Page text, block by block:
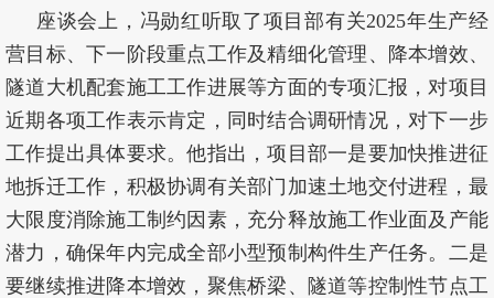
座谈会上，冯勋红听取了项目部有关2025年生产经
营目标、下一阶段重点工作及精细化管理、降本增效、
隧道大机配套施工工作进展等方面的专项汇报，对项目
近期各项工作表示肯定，同时结合调研情况，对下一步
工作提出具体要求。他指出，项目部一是要加快推进征
地拆迁工作，积极协调有关部门加速土地交付进程，最
大限度消除施工制约因素，充分释放施工作业面及产能
潜力，确保年内完成全部小型预制构件生产任务。二是
要继续推进降本增效，聚焦桥梁、隧道等控制性节点工